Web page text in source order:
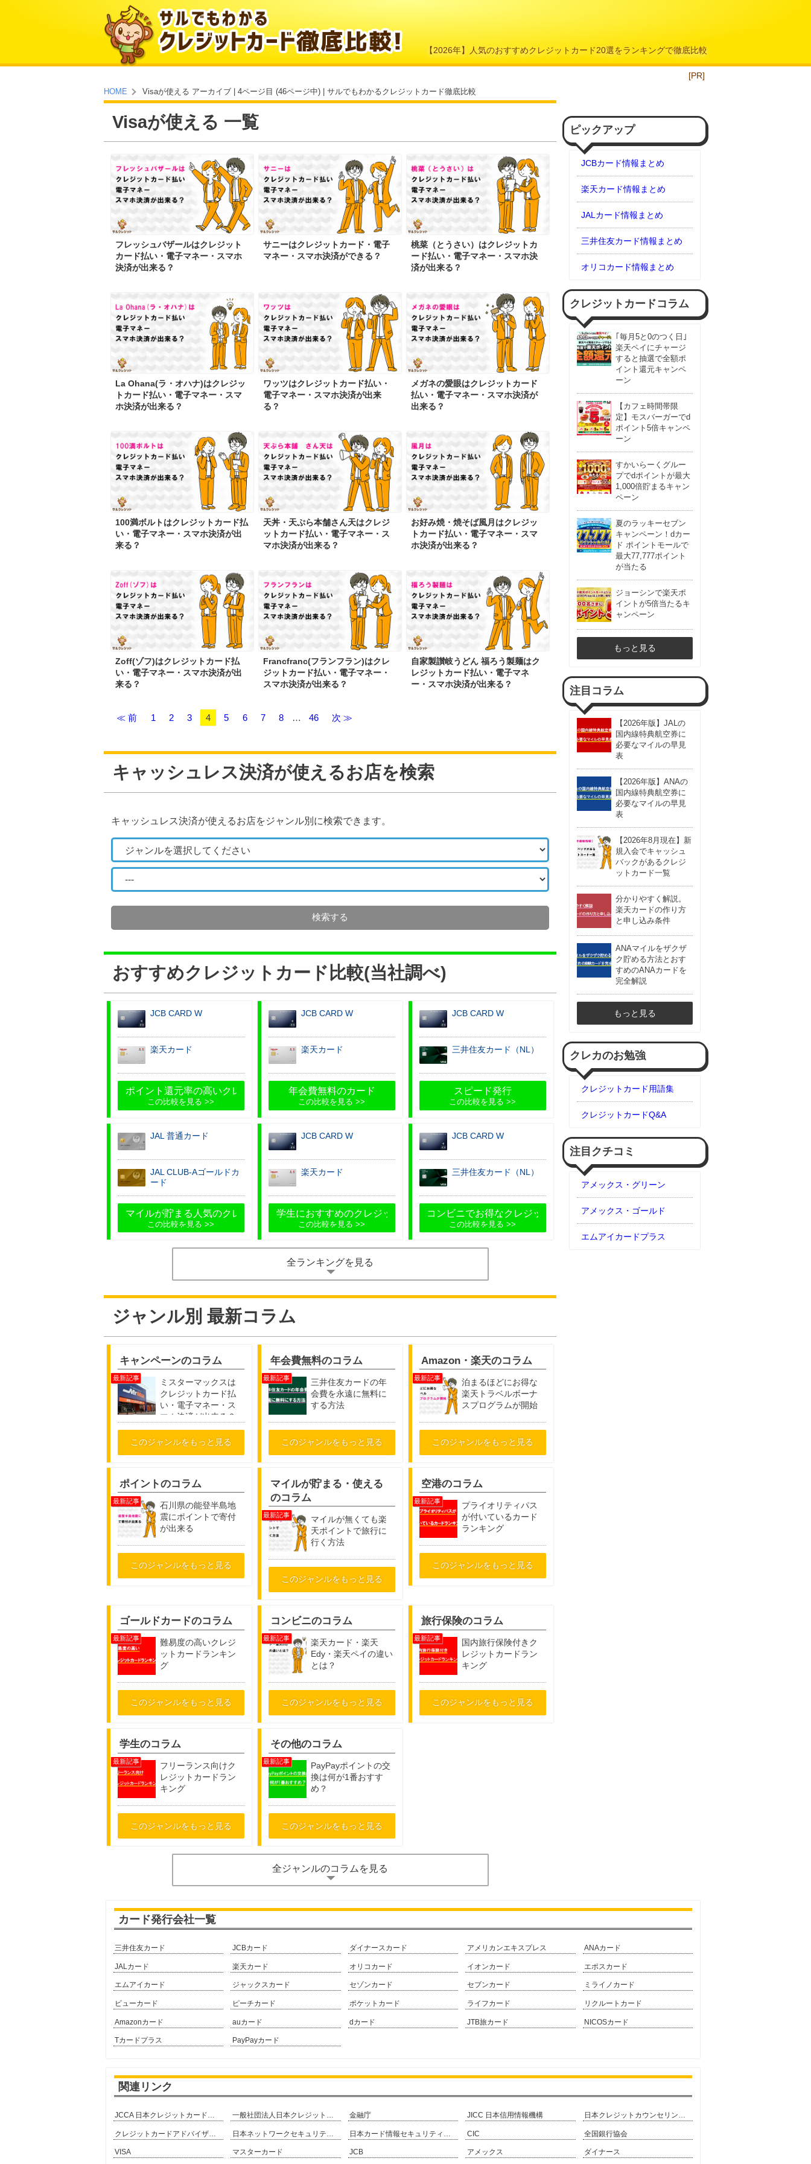
【2026年】人気のおすすめクレジットカード20選をランキングで徹底比較
[PR]
HOME Visaが使える アーカイブ | 4ページ目 (46ページ中) | サルでもわかるクレジットカード徹底比較
Visaが使える 一覧
フレッシュバザールはクレジット
カード払い・電子マネー・スマホ
決済が出来る？
サニーはクレジットカード・電子
マネー・スマホ決済ができる？
桃菜（とうさい）はクレジットカ
ード払い・電子マネー・スマホ決
済が出来る？
La Ohana(ラ・オハナ)はクレジッ
トカード払い・電子マネー・スマ
ホ決済が出来る？
ワッツはクレジットカード払い・
電子マネー・スマホ決済が出来
る？
メガネの愛眼はクレジットカード
払い・電子マネー・スマホ決済が
出来る？
100満ボルトはクレジットカード払
い・電子マネー・スマホ決済が出
来る？
天丼・天ぷら本舗さん天はクレジ
ットカード払い・電子マネー・ス
マホ決済が出来る？
お好み焼・焼そば風月はクレジッ
トカード払い・電子マネー・スマ
ホ決済が出来る？
Zoff(ゾフ)はクレジットカード払
い・電子マネー・スマホ決済が出
来る？
Francfranc(フランフラン)はクレ
ジットカード払い・電子マネー・
スマホ決済が出来る？
自家製讃岐うどん 福ろう製麺はク
レジットカード払い・電子マネ
ー・スマホ決済が出来る？
≪ 前 1 2 3 4 5 6 7 8 … 46 次 ≫
キャッシュレス決済が使えるお店を検索
キャッシュレス決済が使えるお店をジャンル別に検索できます。
検索する
おすすめクレジットカード比較(当社調べ)
JCB CARD W
楽天カード
ポイント還元率の高いクレジットカード
この比較を見る
JCB CARD W
楽天カード
年会費無料のカード
この比較を見る
JCB CARD W
三井住友カード（NL）
スピード発行
この比較を見る
JAL 普通カード
JAL CLUB-Aゴールドカ
ード
マイルが貯まる人気のクレジットカード
この比較を見る
JCB CARD W
楽天カード
学生におすすめのクレジットカード
この比較を見る
JCB CARD W
三井住友カード（NL）
コンビニでお得なクレジットカード
この比較を見る
全ランキングを見る
ジャンル別 最新コラム
キャンペーンのコラム
ミスターマックスは
クレジットカード払
い・電子マネー・ス
マホ決済が出来る？
このジャンルをもっと見る
年会費無料のコラム
三井住友カードの年
会費を永遠に無料に
する方法
このジャンルをもっと見る
Amazon・楽天のコラム
泊まるほどにお得な
楽天トラベルボーナ
スプログラムが開始
このジャンルをもっと見る
ポイントのコラム
石川県の能登半島地
震にポイントで寄付
が出来る
このジャンルをもっと見る
マイルが貯まる・使える
のコラム
マイルが無くても楽
天ポイントで旅行に
行く方法
このジャンルをもっと見る
空港のコラム
プライオリティパス
が付いているカード
ランキング
このジャンルをもっと見る
ゴールドカードのコラム
難易度の高いクレジ
ットカードランキン
グ
このジャンルをもっと見る
コンビニのコラム
楽天カード・楽天
Edy・楽天ペイの違い
とは？
このジャンルをもっと見る
旅行保険のコラム
国内旅行保険付きク
レジットカードラン
キング
このジャンルをもっと見る
学生のコラム
フリーランス向けク
レジットカードラン
キング
このジャンルをもっと見る
その他のコラム
PayPayポイントの交
換は何が1番おすす
め？
このジャンルをもっと見る
全ジャンルのコラムを見る
ピックアップ
JCBカード情報まとめ
楽天カード情報まとめ
JALカード情報まとめ
三井住友カード情報まとめ
オリコカード情報まとめ
クレジットカードコラム
｢毎月5と0のつく日｣
楽天ペイにチャージ
すると抽選で全額ポ
イント還元キャンペ
ーン
【カフェ時間帯限
定】モスバーガーでd
ポイント5倍キャンペ
ーン
すかいらーくグルー
プでdポイントが最大
1,000倍貯まるキャン
ペーン
夏のラッキーセブン
キャンペーン！dカー
ド ポイントモールで
最大77,777ポイント
が当たる
ジョーシンで楽天ポ
イントが5倍当たるキ
ャンペーン
もっと見る
注目コラム
【2026年版】JALの
国内線特典航空券に
必要なマイルの早見
表
【2026年版】ANAの
国内線特典航空券に
必要なマイルの早見
表
【2026年8月現在】新
規入会でキャッシュ
バックがあるクレジ
ットカード一覧
分かりやすく解説。
楽天カードの作り方
と申し込み条件
ANAマイルをザクザ
ク貯める方法とおす
すめのANAカードを
完全解説
もっと見る
クレカのお勉強
クレジットカード用語集
クレジットカードQ&A
注目クチコミ
アメックス・グリーン
アメックス・ゴールド
エムアイカードプラス
カード発行会社一覧
三井住友カード JCBカード ダイナースカード アメリカンエキスプレス ANAカード
JALカード 楽天カード オリコカード イオンカード エポスカード
エムアイカード ジャックスカード セゾンカード セブンカード ミライノカード
ビューカード ピーチカード ポケットカード ライフカード リクルートカード
Amazonカード auカード dカード JTB旅カード NICOSカード
Tカードプラス PayPayカード
関連リンク
JCCA 日本クレジットカード協会 一般社団法人日本クレジット協会 金融庁 JICC 日本信用情報機構 日本クレジットカウンセリング協会
CIC 全国銀行協会
VISA マスターカード JCB アメックス ダイナース